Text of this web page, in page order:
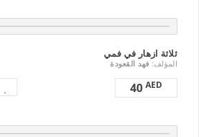
ثلاثة ازهار في فمي
المؤلف: فهد القعودة
40 AED